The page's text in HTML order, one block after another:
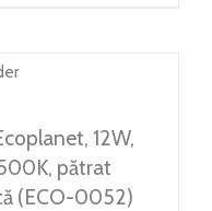
12W,
pătrat
(ECO-0052)